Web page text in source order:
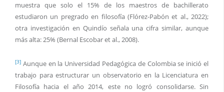
muestra que solo el 15% de los maestros de bachillerato
estudiaron un pregrado en filosofía (Flórez-Pabón et al., 2022);
otra investigación en Quindío señala una cifra similar, aunque
más alta: 25% (Bernal Escobar et al., 2008).
[3] Aunque en la Universidad Pedagógica de Colombia se inició el
trabajo para estructurar un observatorio en la Licenciatura en
Filosofía hacia el año 2014, este no logró consolidarse. Sin